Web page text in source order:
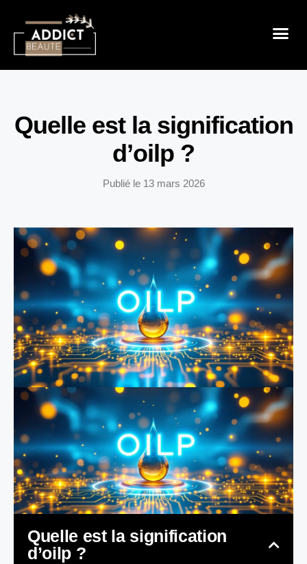
Quelle est la signification
d’oilp ?
Publié le 13 mars 2026
Quelle est la signification
d’oilp ?